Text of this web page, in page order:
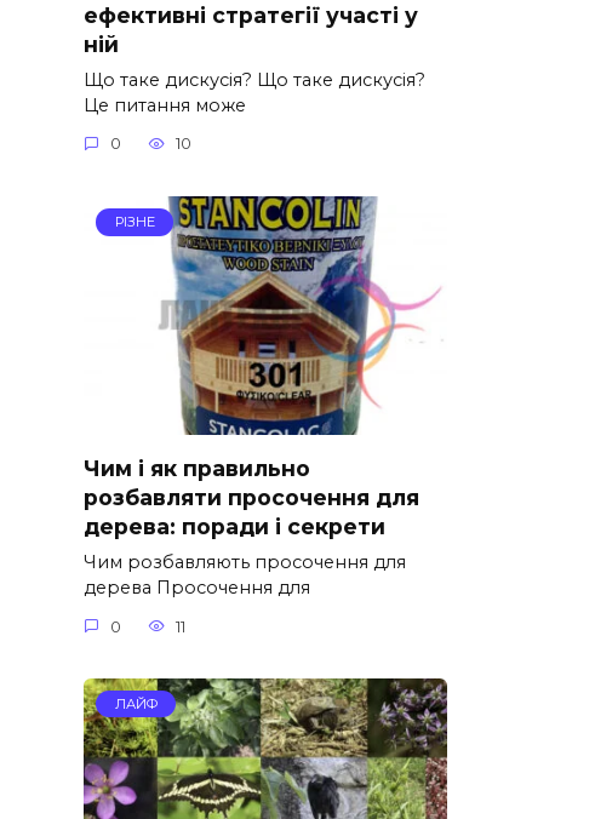
ефективні стратегії участі у
ній
Що таке дискусія? Що таке дискусія?
Це питання може
0 10
РІЗНЕ
Чим і як правильно
розбавляти просочення для
дерева: поради і секрети
Чим розбавляють просочення для
дерева Просочення для
0 11
ЛАЙФ